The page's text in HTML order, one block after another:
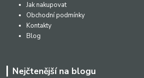
Jak nakupovat
Obchodní podmínky
Kontakty
Blog
Nejčtenější na blogu